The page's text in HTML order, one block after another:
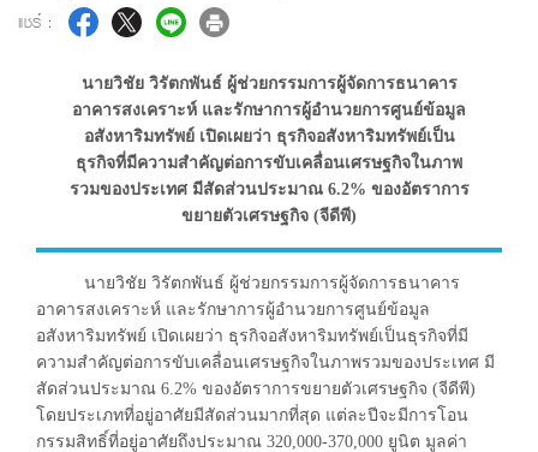
แชร์ :
นายวิชัย วิรัตกพันธ์ ผู้ช่วยกรรมการผู้จัดการธนาคาร
อาคารสงเคราะห์ และรักษาการผู้อำนวยการศูนย์ข้อมูล
อสังหาริมทรัพย์ เปิดเผยว่า ธุรกิจอสังหาริมทรัพย์เป็น
ธุรกิจที่มีความสำคัญต่อการขับเคลื่อนเศรษฐกิจในภาพ
รวมของประเทศ มีสัดส่วนประมาณ 6.2% ของอัตราการ
ขยายตัวเศรษฐกิจ (จีดีพี)
นายวิชัย วิรัตกพันธ์ ผู้ช่วยกรรมการผู้จัดการธนาคาร
อาคารสงเคราะห์ และรักษาการผู้อำนวยการศูนย์ข้อมูล
อสังหาริมทรัพย์ เปิดเผยว่า ธุรกิจอสังหาริมทรัพย์เป็นธุรกิจที่มี
ความสำคัญต่อการขับเคลื่อนเศรษฐกิจในภาพรวมของประเทศ มี
สัดส่วนประมาณ 6.2% ของอัตราการขยายตัวเศรษฐกิจ (จีดีพี)
โดยประเภทที่อยู่อาศัยมีสัดส่วนมากที่สุด แต่ละปีจะมีการโอน
กรรมสิทธิ์ที่อยู่อาศัยถึงประมาณ 320,000-370,000 ยูนิต มูลค่า